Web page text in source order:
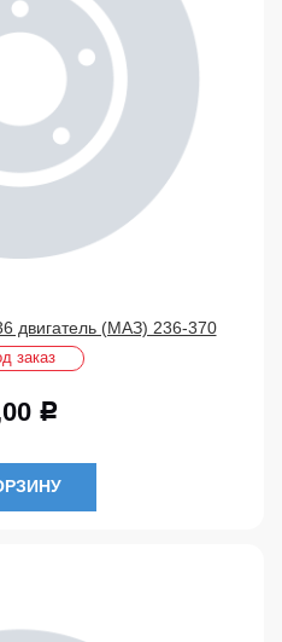
двигатель (МАЗ) 236-370
заказ
Р